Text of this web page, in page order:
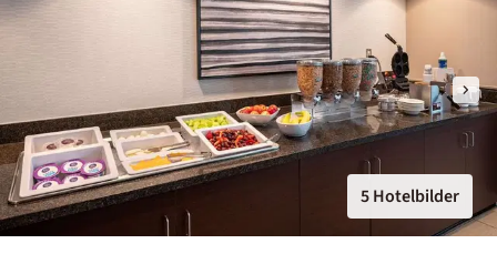
5 Hotelbilder